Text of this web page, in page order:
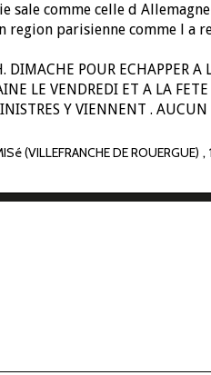
sale comme celle d
region parisienne comme l a
POUR ECHAPPER A
LE VENDREDI ET A LA
Y VIENNENT .
(VILLEFRANCHE DE ROUERGUE) ,